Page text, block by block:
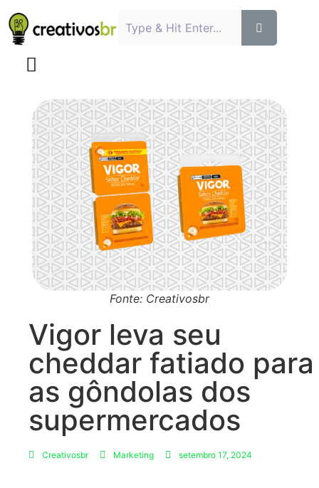
Fonte: Creativosbr
Vigor leva seu
cheddar fatiado para
as gôndolas dos
supermercados
Creativosbr Marketing setembro 17, 2024